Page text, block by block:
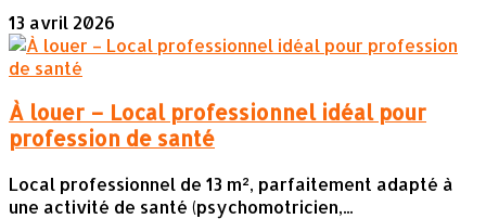
13 avril 2026
À louer – Local professionnel idéal pour
profession de santé
Local professionnel de 13 m², parfaitement adapté à
une activité de santé (psychomotricien,...